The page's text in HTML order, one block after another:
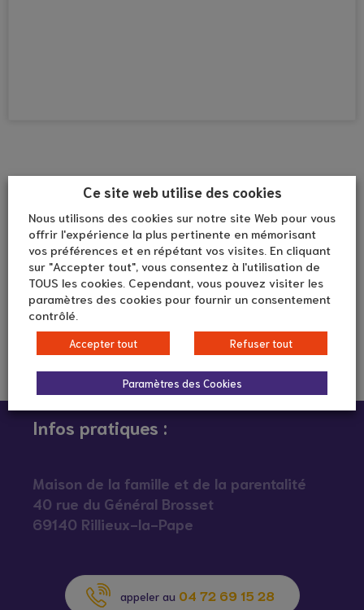
Infos pratiques :
Maison de la famille et de la parentalité
40 rue du Général Brosset
69140 Rillieux-la-Pape
appeler au 04 72 69 15 28
Ce site web utilise des cookies
Nous utilisons des cookies sur notre site Web pour vous
offrir l'expérience la plus pertinente en mémorisant
vos préférences et en répétant vos visites. En cliquant
sur "Accepter tout", vous consentez à l'utilisation de
TOUS les cookies. Cependant, vous pouvez visiter les
paramètres des cookies pour fournir un consentement
contrôlé.
Accepter tout Refuser tout
Paramètres des Cookies